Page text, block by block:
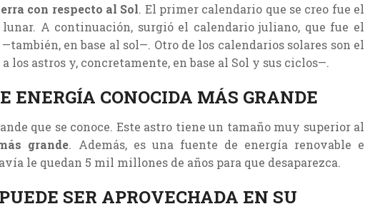
con respecto al Sol. El primer calendario que se creo fue el
A continuación, surgió el calendario juliano, que fue el
en base al sol—. Otro de los calendarios solares son el
los astros y, concretamente, en base al Sol y sus ciclos—.
ENERGÍA CONOCIDA MÁS GRANDE
que se conoce. Este astro tiene un tamaño muy superior al
grande. Además, es una fuente de energía renovable e
le quedan 5 mil millones de años para que desaparezca.
SER APROVECHADA EN SU